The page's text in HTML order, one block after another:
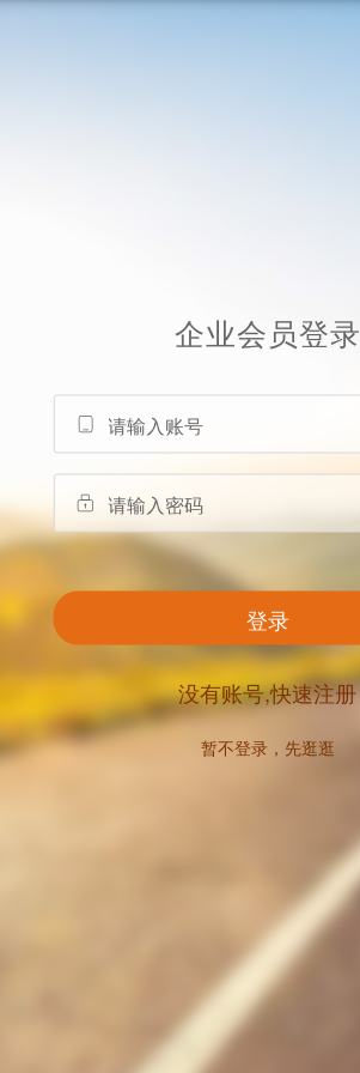
企业会员登录
登录
没有账号,快速注册
暂不登录，先逛逛